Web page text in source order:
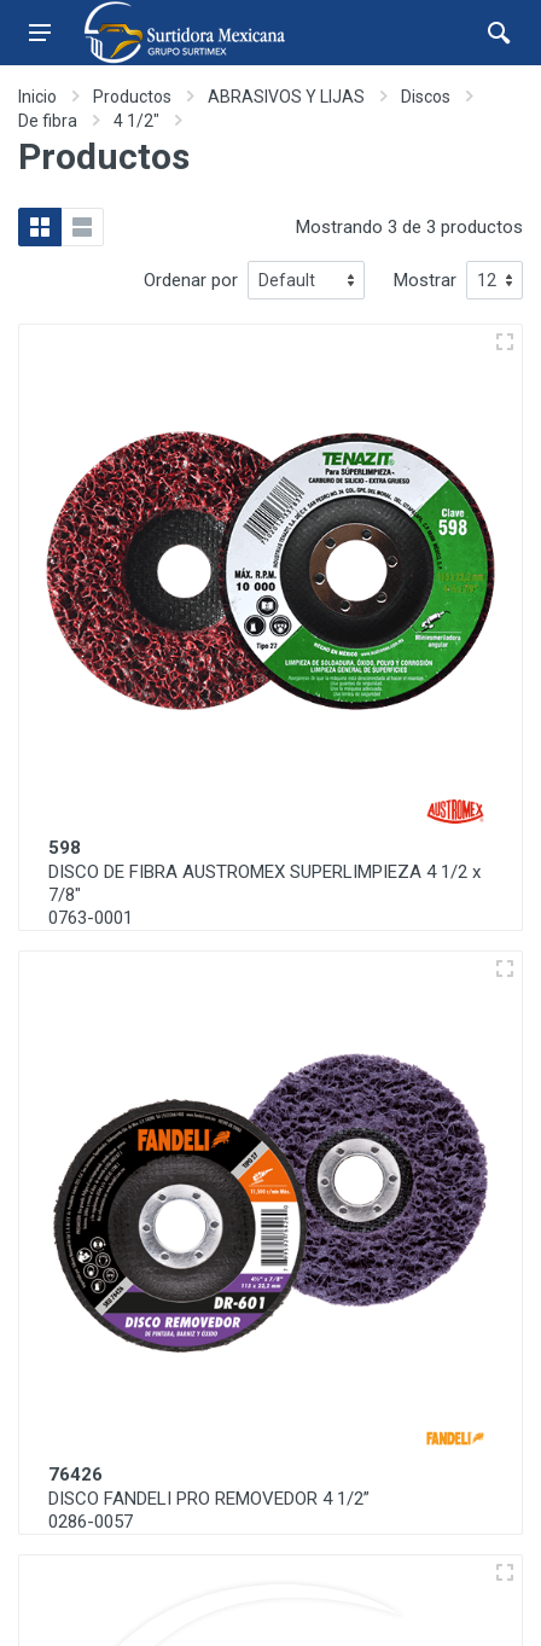
Inicio Productos ABRASIVOS Y LIJAS
Discos
De fibra
4 1/2"
Productos
Mostrando 3 de 3 productos
Ordenar por Mostrar
598
DISCO DE FIBRA AUSTROMEX SUPERLIMPIEZA 4 1/2 x
7/8"
0763-0001
76426
DISCO FANDELI PRO REMOVEDOR 4 1/2”
0286-0057